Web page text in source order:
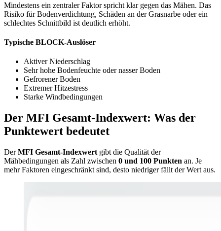
Mindestens ein zentraler Faktor spricht klar gegen das Mähen. Das
Risiko für Bodenverdichtung, Schäden an der Grasnarbe oder ein
schlechtes Schnittbild ist deutlich erhöht.
Typische BLOCK-Auslöser
Aktiver Niederschlag
Sehr hohe Bodenfeuchte oder nasser Boden
Gefrorener Boden
Extremer Hitzestress
Starke Windbedingungen
Der MFI Gesamt-Indexwert: Was der
Punktewert bedeutet
DerMFI Gesamt-Indexwert gibt die Qualität der
Mähbedingungen als Zahl zwischen 0 und 100 Punkten an. Je
mehr Faktoren eingeschränkt sind, desto niedriger fällt der Wert aus.